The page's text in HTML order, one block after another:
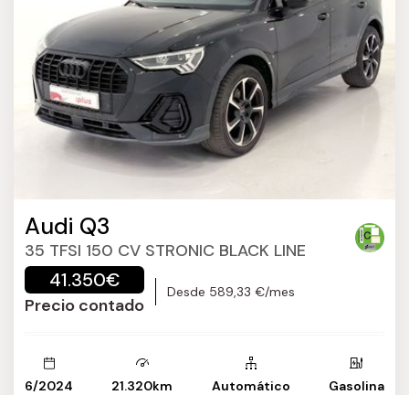
Audi Q3
35 TFSI 150 CV STRONIC BLACK LINE
41.350€
Precio contado
Desde 589,33 €/mes
6/2024 21.320km Automático Gasolina